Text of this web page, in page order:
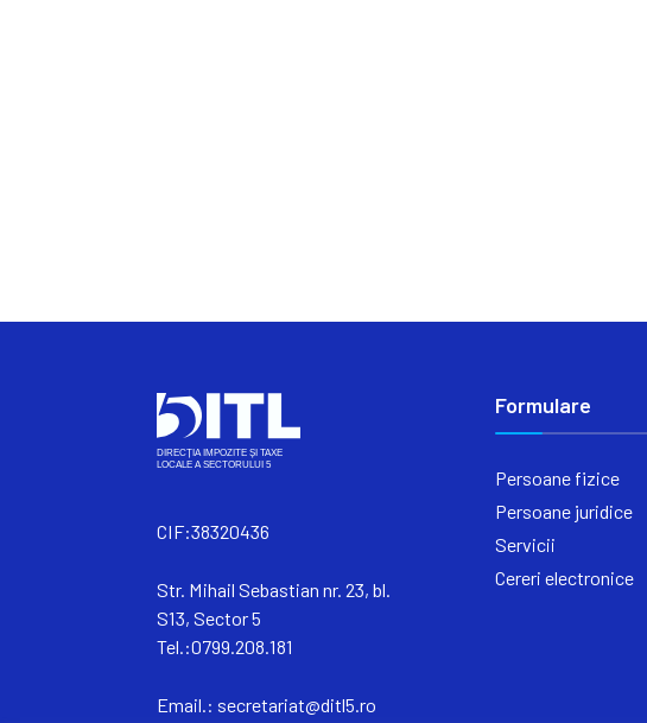
CIF:38320436
Str. Mihail Sebastian nr. 23, bl.
S13, Sector 5
Tel.:0799.208.181
Email.: secretariat@ditl5.ro
Formulare
Persoane fizice
Persoane juridice
Servicii
Cereri electronice